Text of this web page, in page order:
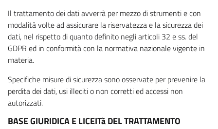
Il trattamento dei dati avverrà per mezzo di strumenti e con
modalità volte ad assicurare la riservatezza e la sicurezza dei
dati, nel rispetto di quanto definito negli articoli 32 e ss. del
GDPR ed in conformità con la normativa nazionale vigente in
materia.
Specifiche misure di sicurezza sono osservate per prevenire la
perdita dei dati, usi illeciti o non corretti ed accessi non
autorizzati.
BASE GIURIDICA E LICEITà DEL TRATTAMENTO